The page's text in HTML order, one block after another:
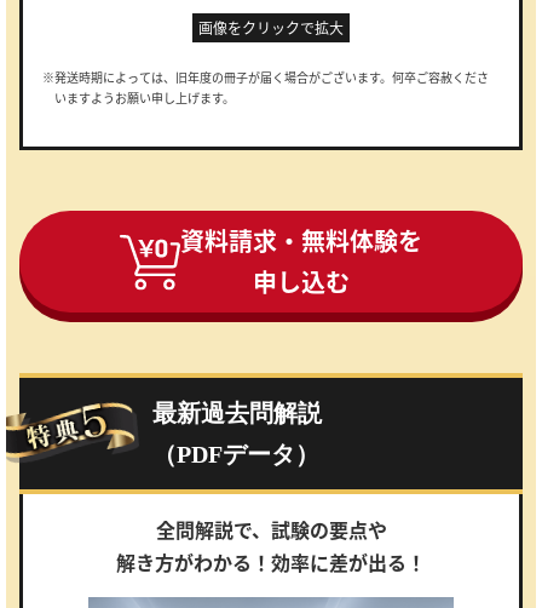
画像をクリックで拡大
※発送時期によっては、旧年度の冊子が届く場合がございます。何卒ご容赦くださ
いますようお願い申し上げます。
資料請求・無料体験を
申し込む
最新過去問解説
（PDFデータ）
全問解説で、試験の要点や
解き方がわかる！効率に差が出る！